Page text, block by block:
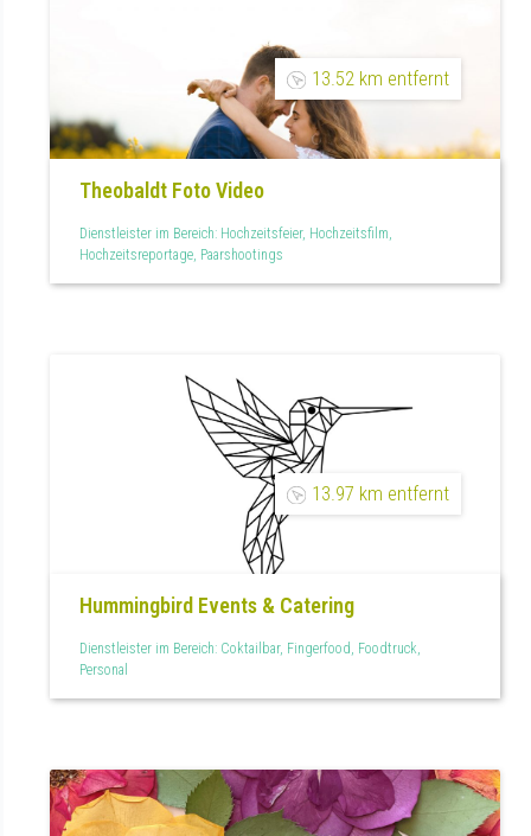
13.52 km entfernt
Theobaldt Foto Video
Dienstleister im Bereich: Hochzeitsfeier, Hochzeitsfilm,
Hochzeitsreportage, Paarshootings
13.97 km entfernt
Hummingbird Events & Catering
Dienstleister im Bereich: Coktailbar, Fingerfood, Foodtruck,
Personal